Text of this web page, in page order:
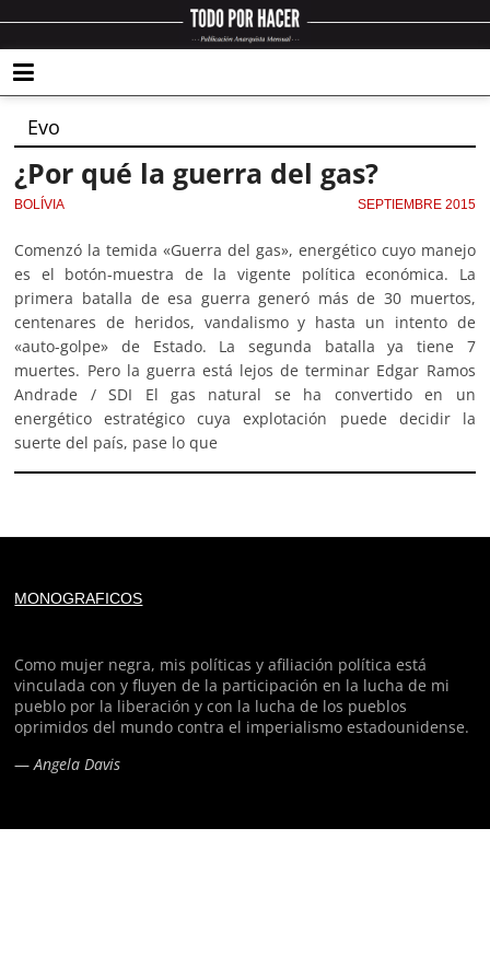
Evo
¿Por qué la guerra del gas?
BOLÍVIA SEPTIEMBRE 2015
Comenzó la temida «Guerra del gas», energético cuyo manejo
es el botón-muestra de la vigente política económica. La
primera batalla de esa guerra generó más de 30 muertos,
centenares de heridos, vandalismo y hasta un intento de
«auto-golpe» de Estado. La segunda batalla ya tiene 7
muertes. Pero la guerra está lejos de terminar Edgar Ramos
Andrade / SDI El gas natural se ha convertido en un
energético estratégico cuya explotación puede decidir la
suerte del país, pase lo que
MONOGRAFICOS
Como mujer negra, mis políticas y afiliación política está
vinculada con y fluyen de la participación en la lucha de mi
pueblo por la liberación y con la lucha de los pueblos
oprimidos del mundo contra el imperialismo estadounidense.
—Angela Davis
of type string is deprecated in
rgpd/lib/vendor/Mustache/Tokenizer.phpon line
Deprecated : trim(): Passing null to parameter #1 ($string)
of type string is deprecated in
/home/todoporh/www/wp-content/plugins/adapta-